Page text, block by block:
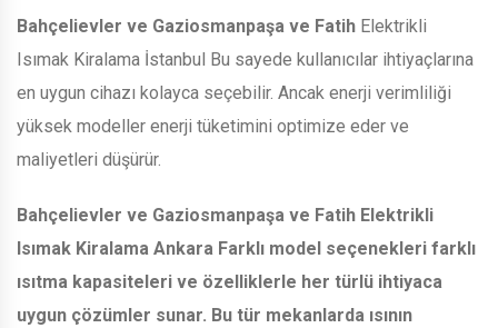
Bahçelievler ve Gaziosmanpaşa ve Fatih Elektrikli
Isımak Kiralama İstanbul Bu sayede kullanıcılar ihtiyaçlarına
en uygun cihazı kolayca seçebilir. Ancak enerji verimliliği
yüksek modeller enerji tüketimini optimize eder ve
maliyetleri düşürür.
Bahçelievler ve Gaziosmanpaşa ve Fatih Elektrikli
Isımak Kiralama Ankara Farklı model seçenekleri farklı
ısıtma kapasiteleri ve özelliklerle her türlü ihtiyaca
uygun çözümler sunar. Bu tür mekanlarda ısının